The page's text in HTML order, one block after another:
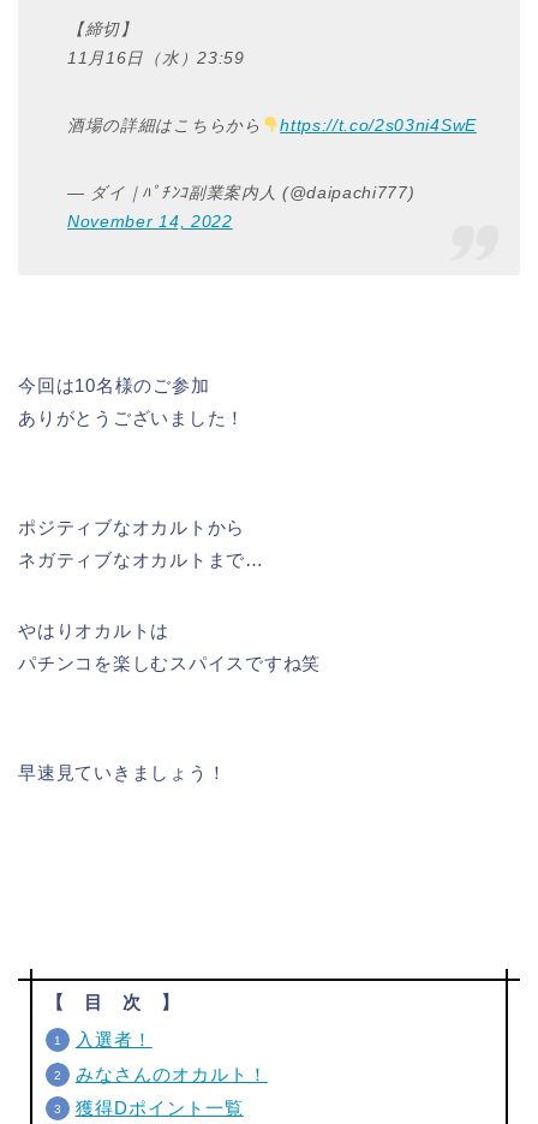
【締切】
11月16日（水）23:59
酒場の詳細はこちらから https://t.co/2s03ni4SwE
— ダイ｜ﾊﾟﾁﾝｺ副業案内人 (@daipachi777)
November 14, 2022
今回は10名様のご参加
ありがとうございました！
ポジティブなオカルトから
ネガティブなオカルトまで…
やはりオカルトは
パチンコを楽しむスパイスですね笑
早速見ていきましょう！
【 目 次 】
入選者！
みなさんのオカルト！
獲得Dポイント一覧